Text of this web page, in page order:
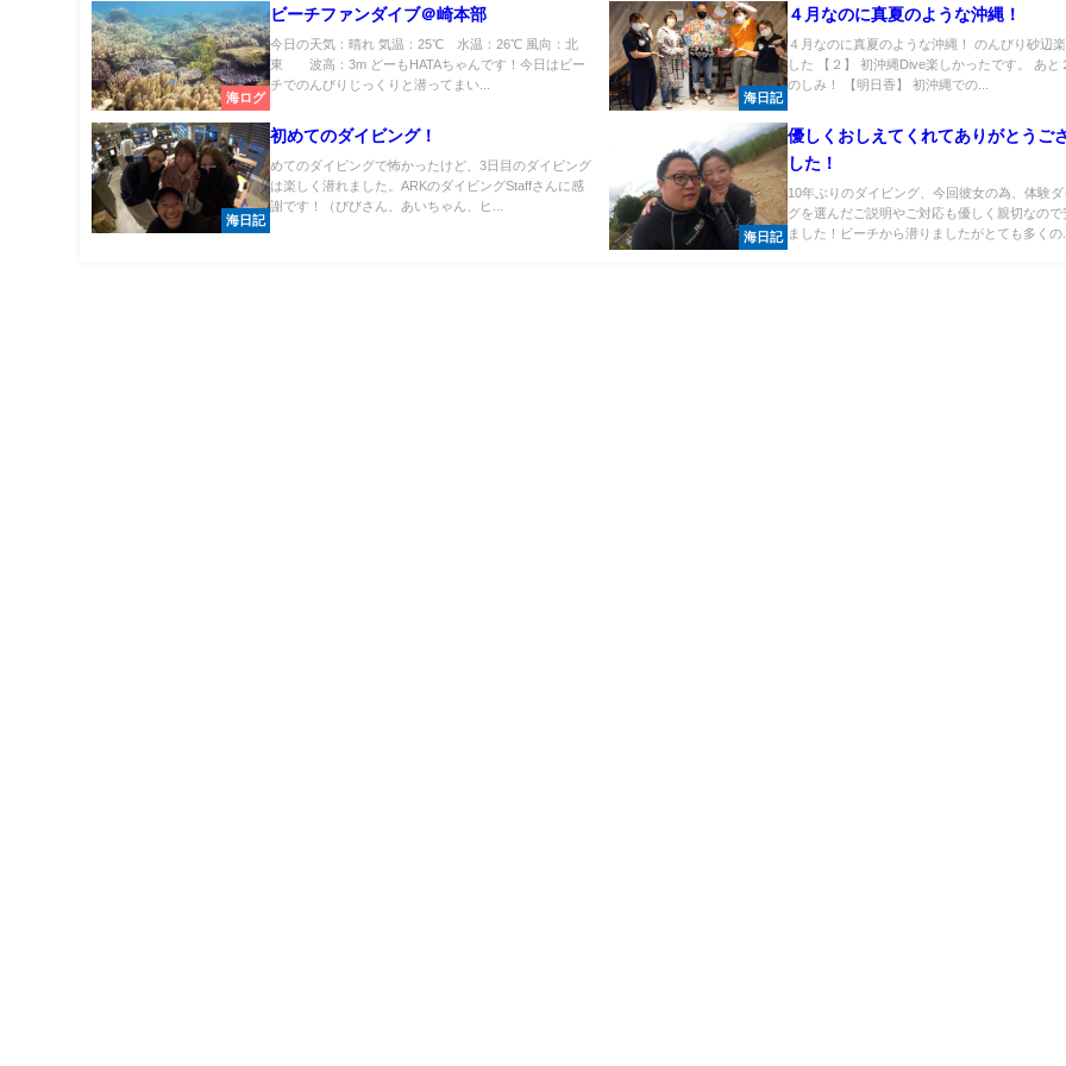
海ログ
ビーチファンダイブ＠崎本部
今日の天気：晴れ 気温：25℃ 水温：26℃ 風向：北
東 波高：3m どーもHATAちゃんです！今日はビー
チでのんびりじっくりと潜ってまい...
海日記
４月なのに真夏のような沖縄！
４月なのに真夏のような沖縄！ のんびり砂辺楽
した 【２】 初沖縄Dive楽しかったです。 あと
のしみ！ 【明日香】 初沖縄での...
海日記
初めてのダイビング！
めてのダイビングで怖かったけど、3日目のダイビング
は楽しく潜れました。ARKのダイビングStaffさんに感
謝です！（びびさん、あいちゃん、ヒ...
海日記
優しくおしえてくれてありがとうご
した！
10年ぶりのダイビング、今回彼女の為、体験ダ
グを選んだご説明やご対応も優しく親切なので
ました！ビーチから潜りましたがとても多くの